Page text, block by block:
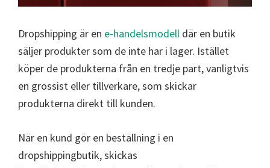
Dropshipping är en e-handelsmodell där en butik
säljer produkter som de inte har i lager. Istället
köper de produkterna från en tredje part, vanligtvis
en grossist eller tillverkare, som skickar
produkterna direkt till kunden.
När en kund gör en beställning i en
dropshippingbutik, skickas